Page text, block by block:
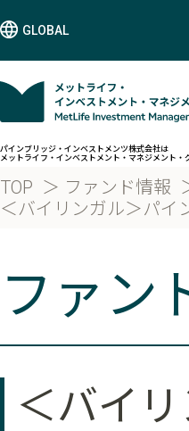
GLOBAL
パインブリッジ・インベストメンツ株式会社は
メットライフ・インベストメント・マネジメント・
TOP
ファンド情報
＜バイリンガル＞パイ
ファン
＜バイ